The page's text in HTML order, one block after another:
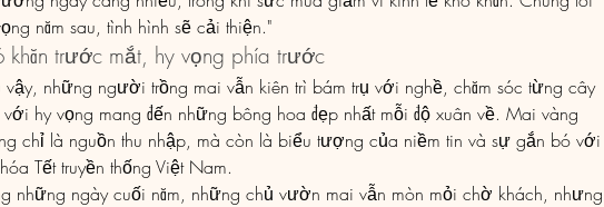
năm sau, tình hình sẽ cải thiện."
khăn trước mắt, hy vọng phía trước
vậy, những người trồng mai vẫn kiên trì bám trụ với nghề, chăm sóc từng cây
với hy vọng mang đến những bông hoa đẹp nhất mỗi độ xuân về. Mai vàng
chỉ là nguồn thu nhập, mà còn là biểu tượng của niềm tin và sự gắn bó với
Tết truyền thống Việt Nam.
những ngày cuối năm, những chủ vườn mai vẫn mòn mỏi chờ khách, nhưng